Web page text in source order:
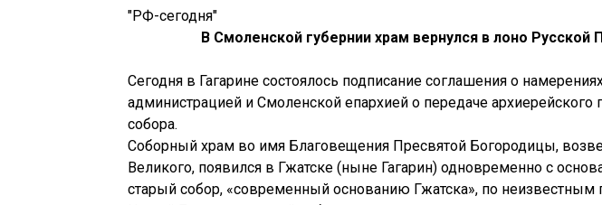
"РФ-сегодня"
В Смоленской губернии храм вернулся в лоно Русской
Сегодня в Гагарине состоялось подписание соглашения о
администрацией и Смоленской епархией о передаче
собора.
Соборный храм во имя Благовещения Пресвятой Богородицы,
Великого, появился в Гжатске (ныне Гагарин) одновременно с
старый собор, «современный основанию Гжатска», по